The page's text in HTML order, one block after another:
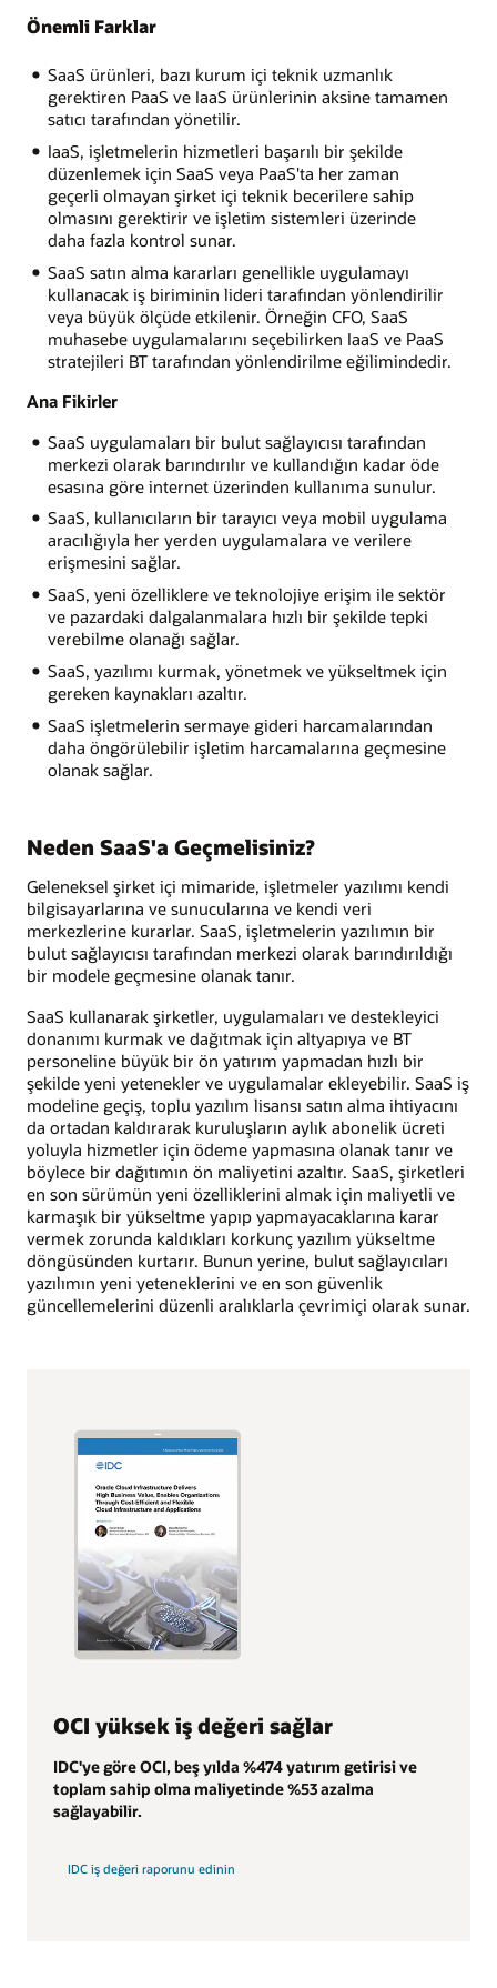
Önemli Farklar
SaaS ürünleri, bazı kurum içi teknik uzmanlık
gerektiren PaaS ve IaaS ürünlerinin aksine tamamen
satıcı tarafından yönetilir.
IaaS, işletmelerin hizmetleri başarılı bir şekilde
düzenlemek için SaaS veya PaaS'ta her zaman
geçerli olmayan şirket içi teknik becerilere sahip
olmasını gerektirir ve işletim sistemleri üzerinde
daha fazla kontrol sunar.
SaaS satın alma kararları genellikle uygulamayı
kullanacak iş biriminin lideri tarafından yönlendirilir
veya büyük ölçüde etkilenir. Örneğin CFO, SaaS
muhasebe uygulamalarını seçebilirken IaaS ve PaaS
stratejileri BT tarafından yönlendirilme eğilimindedir.
Ana Fikirler
SaaS uygulamaları bir bulut sağlayıcısı tarafından
merkezi olarak barındırılır ve kullandığın kadar öde
esasına göre internet üzerinden kullanıma sunulur.
SaaS, kullanıcıların bir tarayıcı veya mobil uygulama
aracılığıyla her yerden uygulamalara ve verilere
erişmesini sağlar.
SaaS, yeni özelliklere ve teknolojiye erişim ile sektör
ve pazardaki dalgalanmalara hızlı bir şekilde tepki
verebilme olanağı sağlar.
SaaS, yazılımı kurmak, yönetmek ve yükseltmek için
gereken kaynakları azaltır.
SaaS işletmelerin sermaye gideri harcamalarından
daha öngörülebilir işletim harcamalarına geçmesine
olanak sağlar.
Neden SaaS'a Geçmelisiniz?
Geleneksel şirket içi mimaride, işletmeler yazılımı kendi
bilgisayarlarına ve sunucularına ve kendi veri
merkezlerine kurarlar. SaaS, işletmelerin yazılımın bir
bulut sağlayıcısı tarafından merkezi olarak barındırıldığı
bir modele geçmesine olanak tanır.
SaaS kullanarak şirketler, uygulamaları ve destekleyici
donanımı kurmak ve dağıtmak için altyapıya ve BT
personeline büyük bir ön yatırım yapmadan hızlı bir
şekilde yeni yetenekler ve uygulamalar ekleyebilir. SaaS iş
modeline geçiş, toplu yazılım lisansı satın alma ihtiyacını
da ortadan kaldırarak kuruluşların aylık abonelik ücreti
yoluyla hizmetler için ödeme yapmasına olanak tanır ve
böylece bir dağıtımın ön maliyetini azaltır. SaaS, şirketleri
en son sürümün yeni özelliklerini almak için maliyetli ve
karmaşık bir yükseltme yapıp yapmayacaklarına karar
vermek zorunda kaldıkları korkunç yazılım yükseltme
döngüsünden kurtarır. Bunun yerine, bulut sağlayıcıları
yazılımın yeni yeteneklerini ve en son güvenlik
güncellemelerini düzenli aralıklarla çevrimiçi olarak sunar.
OCI yüksek iş değeri sağlar
IDC'ye göre OCI, beş yılda %474 yatırım getirisi ve
toplam sahip olma maliyetinde %53 azalma
sağlayabilir.
IDC iş değeri raporunu edinin